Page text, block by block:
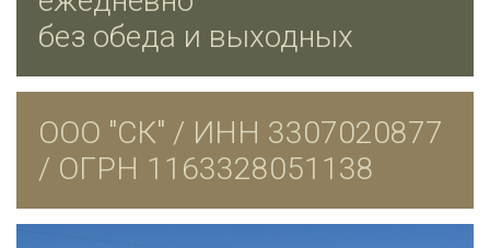
без обеда и выходных
ООО "СК" / ИНН 3307020877
/ ОГРН 1163328051138